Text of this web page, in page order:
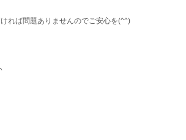
れば問題ありませんのでご安心を(^^)